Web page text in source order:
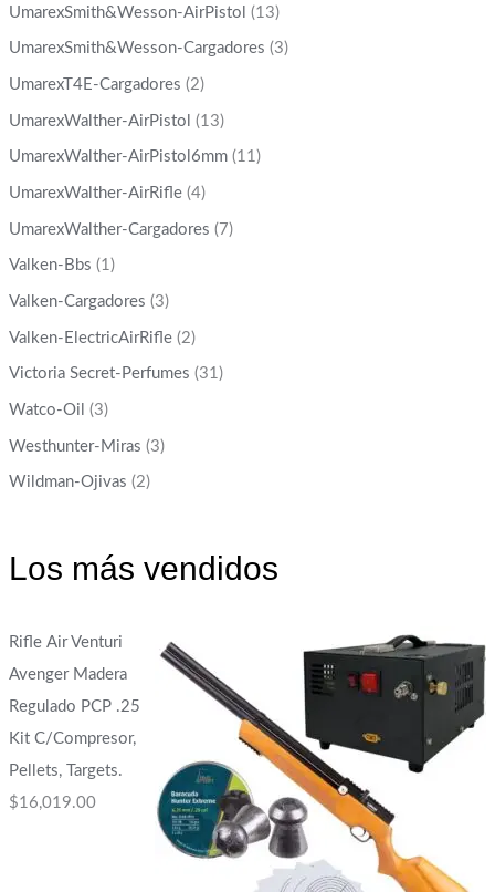
UmarexSmith&Wesson-AirPistol (13)
UmarexSmith&Wesson-Cargadores (3)
UmarexT4E-Cargadores (2)
UmarexWalther-AirPistol (13)
UmarexWalther-AirPistol6mm (11)
UmarexWalther-AirRifle (4)
UmarexWalther-Cargadores (7)
Valken-Bbs (1)
Valken-Cargadores (3)
Valken-ElectricAirRifle (2)
Victoria Secret-Perfumes (31)
Watco-Oil (3)
Westhunter-Miras (3)
Wildman-Ojivas (2)
Los más vendidos
Rifle Air Venturi
Avenger Madera
Regulado PCP .25
Kit C/Compresor,
Pellets, Targets.
$16,019.00